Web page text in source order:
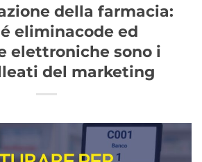
della farmacia:
eliminacode ed
elettroniche sono i
del marketing